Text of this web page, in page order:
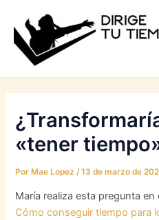
contenido
«tener
Por Mae Lopez/13 de marzo de
María realiza esta pregunta en
Cómo conseguir tiempo para